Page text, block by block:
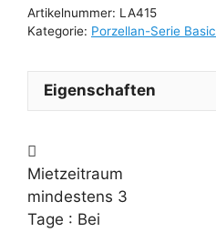
Artikelnummer: LA415
Kategorie: Porzellan-Serie Basic
Eigenschaften
Mietzeitraum
mindestens 3
Tage : Bei